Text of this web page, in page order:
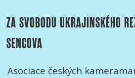
ZA SVOBODU UKRAJINSKÉHO
SENCOVA
Asociace českých